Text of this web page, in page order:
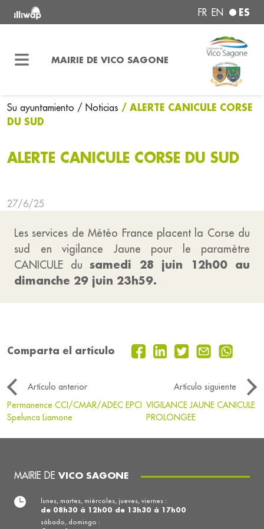
FR EN ES
MAIRIE DE VICO SAGONE
Su ayuntamiento / Noticias / ALERTE CANICULE CORSE
DU SUD
ALERTE CANICULE CORSE DU SUD
27/6/25
Les services de Météo France placent la Corse du
sud en vigilance Jaune pour le paramètre
CANICULE du samedi 28 juin 12h00 au
dimanche 29 juin 23h59.
Comparta el artículo
Artículo anterior
Artículo siguiente
Permanence CCI/CMAR/ADEC EPCI
Spelunca Liamone
VIGILANCE JAUNE CANICULE
PROLONGEE
MAIRIE DE VICO SAGONE
lunes, martes, miércoles, jueves, viernes :
de 08h30 à 12h00 de 13h30 à 17h00
sábado, domingo :